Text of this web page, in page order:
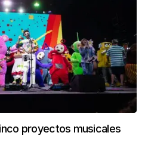
proyectos musicales